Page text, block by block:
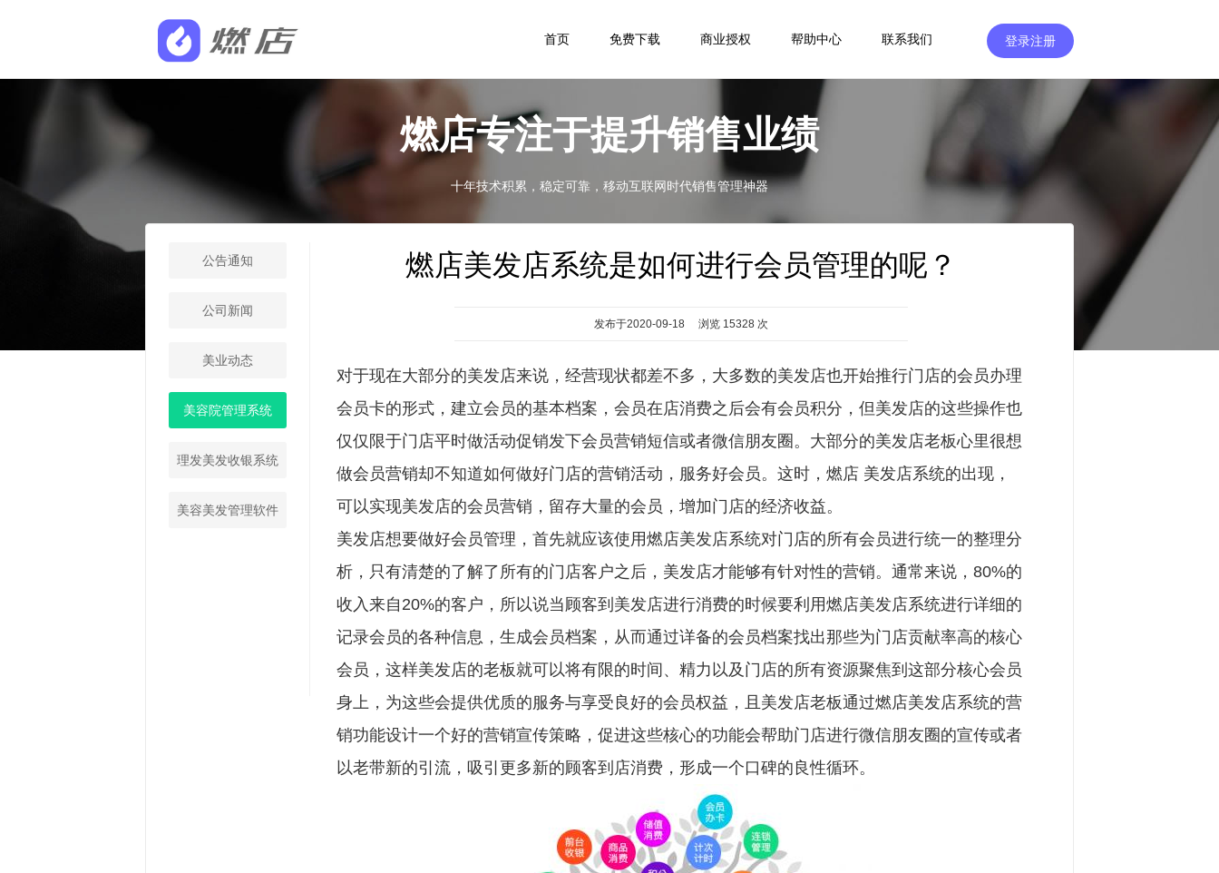
首页 免费下载 商业授权 帮助中心 联系我们 登录注册
燃店专注于提升销售业绩
十年技术积累，稳定可靠，移动互联网时代销售管理神器
公告通知
公司新闻
美业动态
美容院管理系统
理发美发收银系统
美容美发管理软件
燃店美发店系统是如何进行会员管理的呢？
发布于2020-09-18 浏览 15328 次
对于现在大部分的美发店来说，经营现状都差不多，大多数的美发店也开始推行门店的会员办理
会员卡的形式，建立会员的基本档案，会员在店消费之后会有会员积分，但美发店的这些操作也
仅仅限于门店平时做活动促销发下会员营销短信或者微信朋友圈。大部分的美发店老板心里很想
做会员营销却不知道如何做好门店的营销活动，服务好会员。这时，燃店 美发店系统的出现，
可以实现美发店的会员营销，留存大量的会员，增加门店的经济收益。
美发店想要做好会员管理，首先就应该使用燃店美发店系统对门店的所有会员进行统一的整理分
析，只有清楚的了解了所有的门店客户之后，美发店才能够有针对性的营销。通常来说，80%的
收入来自20%的客户，所以说当顾客到美发店进行消费的时候要利用燃店美发店系统进行详细的
记录会员的各种信息，生成会员档案，从而通过详备的会员档案找出那些为门店贡献率高的核心
会员，这样美发店的老板就可以将有限的时间、精力以及门店的所有资源聚焦到这部分核心会员
身上，为这些会提供优质的服务与享受良好的会员权益，且美发店老板通过燃店美发店系统的营
销功能设计一个好的营销宣传策略，促进这些核心的功能会帮助门店进行微信朋友圈的宣传或者
以老带新的引流，吸引更多新的顾客到店消费，形成一个口碑的良性循环。